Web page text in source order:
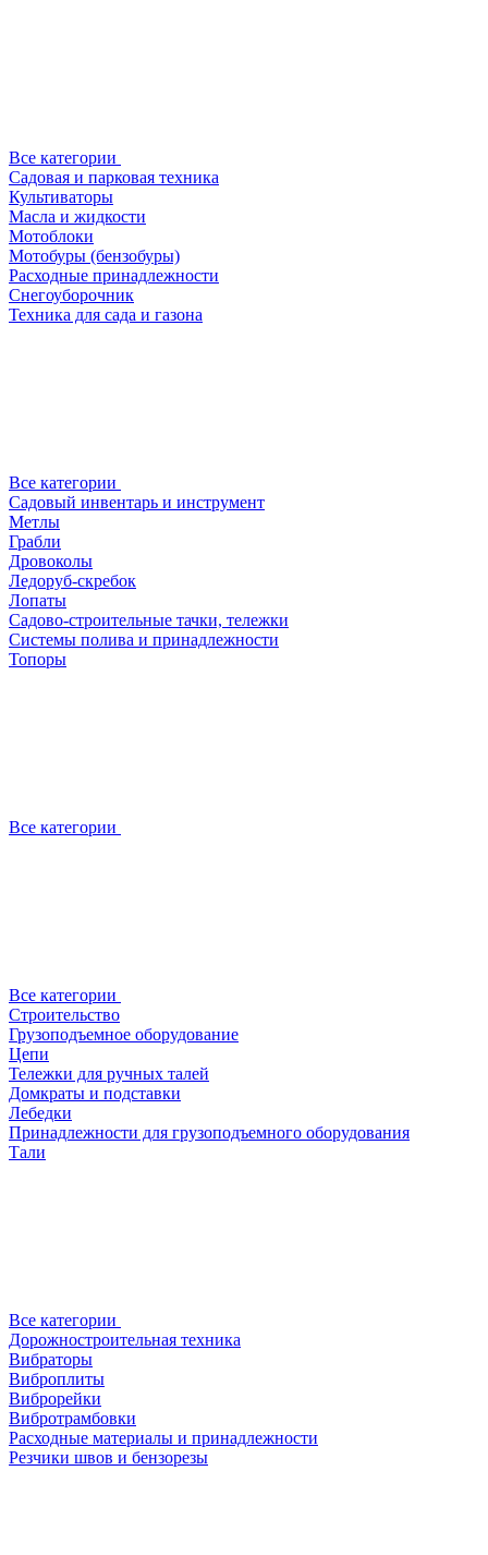
Все категории
Садовая и парковая техника
Культиваторы
Масла и жидкости
Мотоблоки
Мотобуры (бензобуры)
Расходные принадлежности
Снегоуборочник
Техника для сада и газона
Все категории
Садовый инвентарь и инструмент
Метлы
Грабли
Дровоколы
Ледоруб-скребок
Лопаты
Садово-строительные тачки, тележки
Системы полива и принадлежности
Топоры
Все категории
Все категории
Строительство
Грузоподъемное оборудование
Цепи
Тележки для ручных талей
Домкраты и подставки
Лебедки
Принадлежности для грузоподъемного оборудования
Тали
Все категории
Дорожностроительная техника
Вибраторы
Виброплиты
Виброрейки
Вибротрамбовки
Расходные материалы и принадлежности
Резчики швов и бензорезы